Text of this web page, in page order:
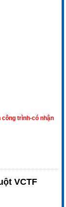
công trình-có nhận
VCTF